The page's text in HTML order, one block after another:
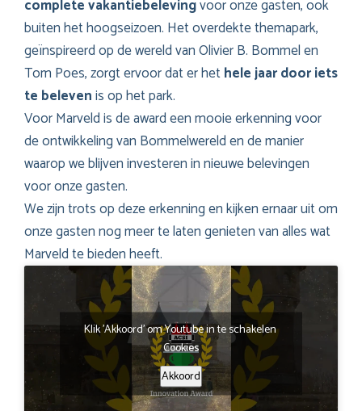
complete vakantiebelevingvoor onze gasten, ook
buiten het hoogseizoen. Het overdekte themapark,
geïnspireerd op de wereld van Olivier B. Bommel en
Tom Poes, zorgt ervoor dat er hethele jaar door iets
te belevenis op het park.
Voor Marveld is de award een mooie erkenning voor
de ontwikkeling van Bommelwereld en de manier
waarop we blijven investeren in nieuwe belevingen
voor onze gasten.
We zijn trots op deze erkenning en kijken ernaar uit om
onze gasten nog meer te laten genieten van alles wat
Marveld te bieden heeft.
Klik 'Akkoord' om Youtube in te schakelen
Cookies
Akkoord